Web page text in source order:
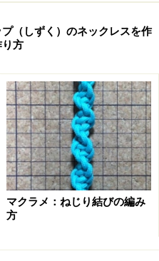
（しずく）のネックレスを作
方
マクラメ：ねじり結びの編み
方